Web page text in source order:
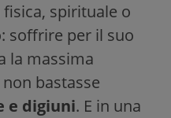
spirituale o
soffrire per il suo
la massima
bastasse
e digiuni. E in una